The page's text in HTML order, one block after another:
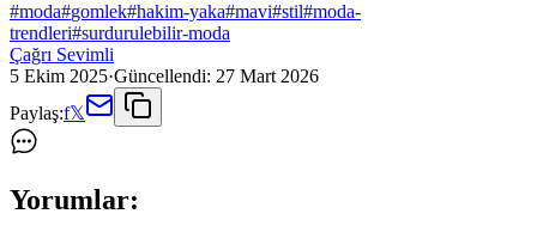
#moda#gomlek#hakim-yaka#mavi#stil#moda-
trendleri#surdurulebilir-moda
Çağrı Sevimli
5 Ekim 2025·Güncellendi: 27 Mart 2026
Paylaş:f𝕏
Yorumlar: